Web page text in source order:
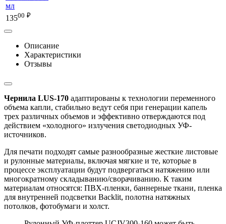
13500 ₽
Описание
Характеристики
Отзывы
Чернила LUS-170 адаптированы к технологии переменного
объема капли, стабильно ведут себя при генерации капель
трех различных объемов и эффективно отверждаются под
действием «холодного» излучения светодиодных УФ-
источников.
Для печати подходят самые разнообразные жесткие листовые
и рулонные материалы, включая мягкие и те, которые в
процессе эксплуатации будут подвергаться натяжению или
многократному складыванию/сворачиванию. К таким
материалам относятся: ПВХ-пленки, баннерные ткани, пленка
для внутренней подсветки Backlit, полотна натяжных
потолков, фотобумаги и холст.